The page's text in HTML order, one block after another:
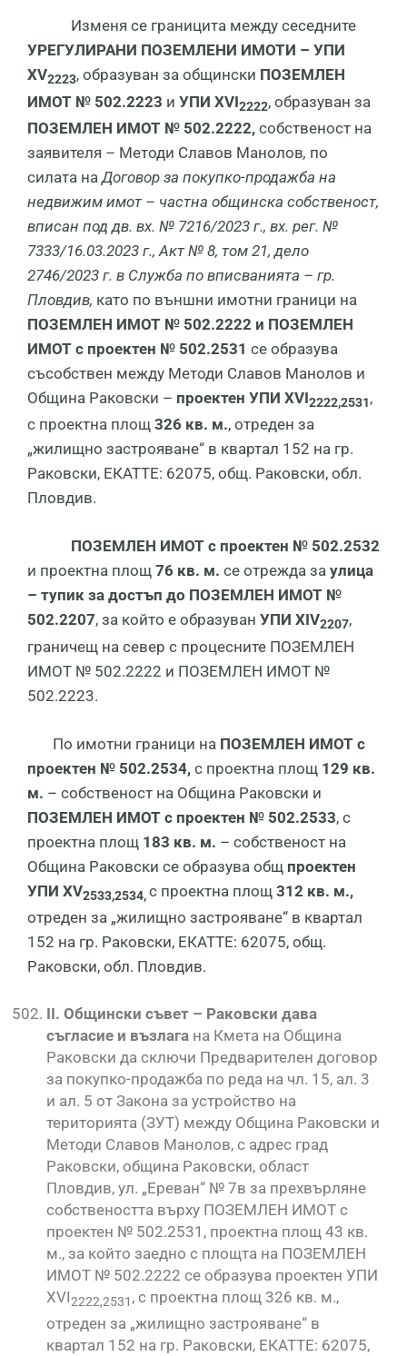
Изменя се границита между сеседните
УРЕГУЛИРАНИ ПОЗЕМЛЕНИ ИМОТИ – УПИ
XV2223, образуван за общински ПОЗЕМЛЕН
ИМОТ № 502.2223 и УПИ XVI2222, образуван за
ПОЗЕМЛЕН ИМОТ № 502.2222, собственост на
заявителя – Методи Славов Манолов, по
силата на Договор за покупко-продажба на
недвижим имот – частна общинска собственост,
вписан под дв. вх. № 7216/2023 г., вх. рег. №
7333/16.03.2023 г., Акт № 8, том 21, дело
2746/2023 г. в Служба по вписванията – гр.
Пловдив, като по външни имотни граници на
ПОЗЕМЛЕН ИМОТ № 502.2222 и ПОЗЕМЛЕН
ИМОТ с проектен № 502.2531 се образува
съсобствен между Методи Славов Манолов и
Община Раковски – проектен УПИ XVI2222,2531,
с проектна площ 326 кв. м., отреден за
„жилищно застрояване“ в квартал 152 на гр.
Раковски, ЕКАТТЕ: 62075, общ. Раковски, обл.
Пловдив.
ПОЗЕМЛЕН ИМОТ с проектен № 502.2532
и проектна площ 76 кв. м. се отрежда за улица
– тупик за достъп до ПОЗЕМЛЕН ИМОТ №
502.2207, за който е образуван УПИ XIV2207,
граничещ на север с процесните ПОЗЕМЛЕН
ИМОТ № 502.2222 и ПОЗЕМЛЕН ИМОТ №
502.2223.
По имотни граници на ПОЗЕМЛЕН ИМОТ с
проектен № 502.2534, с проектна площ 129 кв.
м. – собственост на Община Раковски и
ПОЗЕМЛЕН ИМОТ с проектен № 502.2533, с
проектна площ 183 кв. м. – собственост на
Община Раковски се образува общ проектен
УПИ XV2533,2534,с проектна площ 312 кв. м.,
отреден за „жилищно застрояване“ в квартал
152 на гр. Раковски, ЕКАТТЕ: 62075, общ.
Раковски, обл. Пловдив.
II. Общински съвет – Раковски дава
съгласие и възлага на Кмета на Община
Раковски да сключи Предварителен договор
за покупко-продажба по реда на чл. 15, ал. 3
и ал. 5 от Закона за устройство на
територията (ЗУТ) между Община Раковски и
Методи Славов Манолов, с адрес град
Раковски, община Раковски, област
Пловдив, ул. „Ереван“ № 7в за прехвърляне
собствеността върху ПОЗЕМЛЕН ИМОТ с
проектен № 502.2531, проектна площ 43 кв.
м., за който заедно с площта на ПОЗЕМЛЕН
ИМОТ № 502.2222 се образува проектен УПИ
XVI2222,2531 , с проектна площ 326 кв. м.,
отреден за „жилищно застрояване“ в
квартал 152 на гр. Раковски, ЕКАТТЕ: 62075,